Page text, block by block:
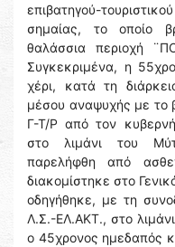
επιβατηγού-
σημαίας, το οποίο
θαλάσσια περιοχή
Συγκεκριμένα, η
χέρι, κατά τη
μέσου αναψυχής με το
Γ-Τ/Ρ από τον
στο λιμάνι του
παρελήφθη από
διακομίστηκε στο
οδηγήθηκε, με τη
Λ.Σ.-ΕΛ.ΑΚΤ., στο
ο 45χρονος ημεδαπός